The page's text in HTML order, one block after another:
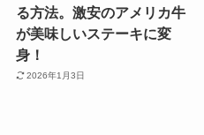
る方法。激安のアメリカ牛
が美味しいステーキに変
身！
2026年1月3日